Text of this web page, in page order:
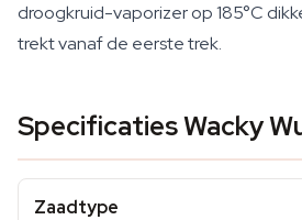
droogkruid-vaporizer op 185°C
trekt vanaf de eerste trek.
Specificaties Wacky
Zaadtype